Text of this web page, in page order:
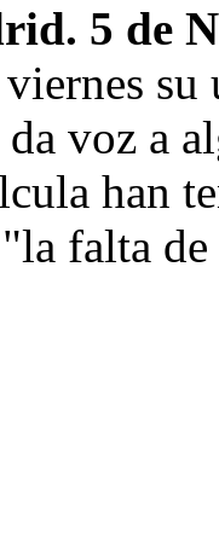
5 de
viernes
voz a
han
falta